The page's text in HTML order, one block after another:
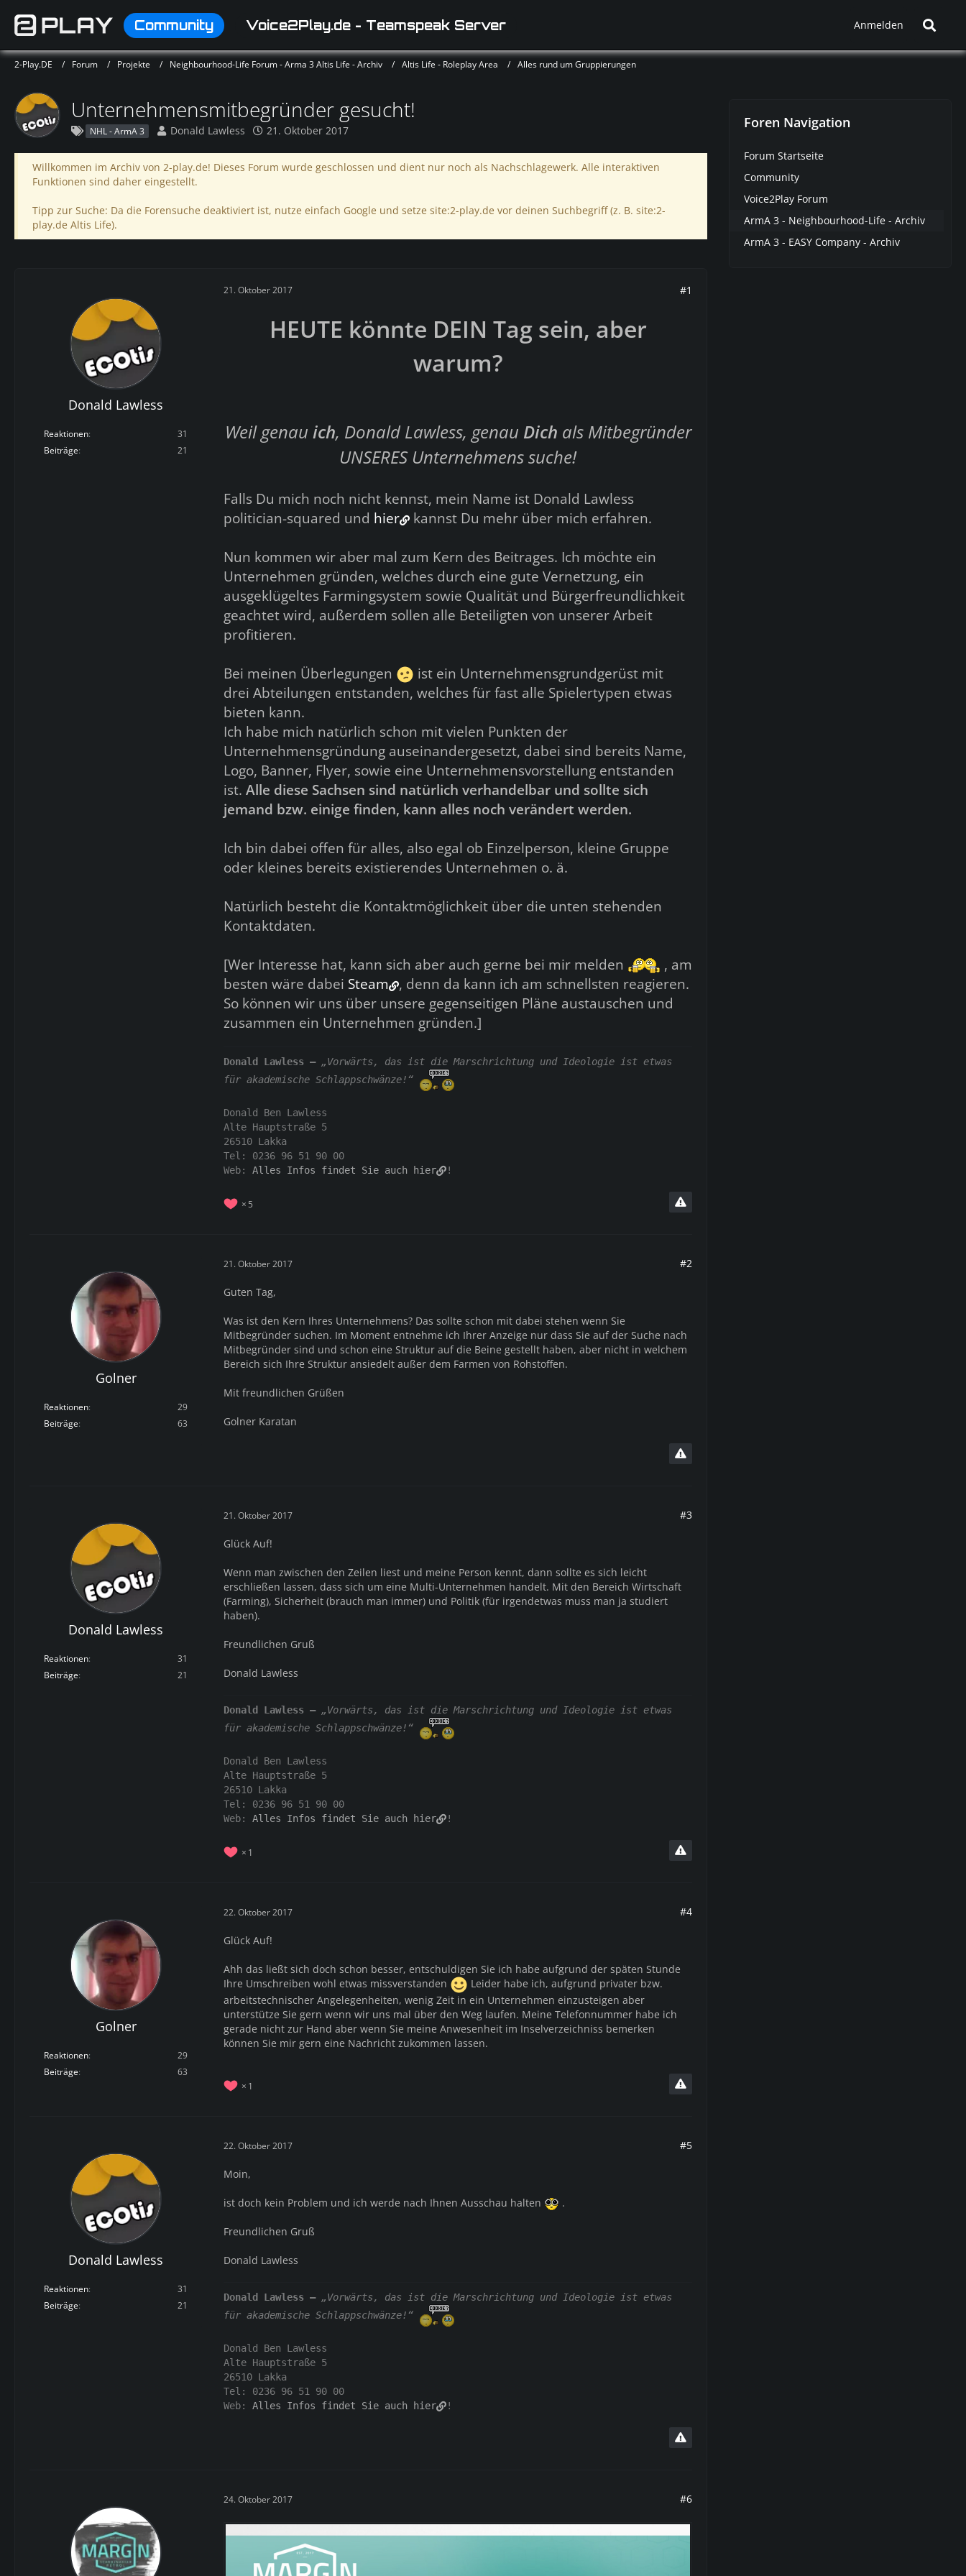
Community Voice2Play.de - Teamspeak Server Anmelden
2-Play.DE Forum Projekte Neighbourhood-Life Forum - Arma 3 Altis Life - Archiv Altis Life - Roleplay Area Alles rund um Gruppierungen
Unternehmensmitbegründer gesucht!
NHL - ArmA 3 Donald Lawless 21. Oktober 2017
Willkommen im Archiv von 2-play.de! Dieses Forum wurde geschlossen und dient nur noch als Nachschlagewerk. Alle interaktiven
Funktionen sind daher eingestellt.
Tipp zur Suche: Da die Forensuche deaktiviert ist, nutze einfach Google und setze site:2-play.de vor deinen Suchbegriff (z. B. site:2-
play.de Altis Life).
Donald Lawless
Reaktionen
31
Beiträge
21
21. Oktober 2017 #1
HEUTE könnte DEIN Tag sein, aber
warum?
Weil genau ich, Donald Lawless, genau Dich als Mitbegründer
UNSERES Unternehmens suche!
Falls Du mich noch nicht kennst, mein Name ist Donald Lawless
politician-squared und hier kannst Du mehr über mich erfahren.
Nun kommen wir aber mal zum Kern des Beitrages. Ich möchte ein
Unternehmen gründen, welches durch eine gute Vernetzung, ein
ausgeklügeltes Farmingsystem sowie Qualität und Bürgerfreundlichkeit
geachtet wird, außerdem sollen alle Beteiligten von unserer Arbeit
profitieren.
Bei meinen Überlegungen
ist ein Unternehmensgrundgerüst mit
drei Abteilungen entstanden, welches für fast alle Spielertypen etwas
bieten kann.
Ich habe mich natürlich schon mit vielen Punkten der
Unternehmensgründung auseinandergesetzt, dabei sind bereits Name,
Logo, Banner, Flyer, sowie eine Unternehmensvorstellung entstanden
ist. Alle diese Sachsen sind natürlich verhandelbar und sollte sich
jemand bzw. einige finden, kann alles noch verändert werden.
Ich bin dabei offen für alles, also egal ob Einzelperson, kleine Gruppe
oder kleines bereits existierendes Unternehmen o. ä.
Natürlich besteht die Kontaktmöglichkeit über die unten stehenden
Kontaktdaten.
[Wer Interesse hat, kann sich aber auch gerne bei mir melden
, am
besten wäre dabei Steam
, denn da kann ich am schnellsten reagieren.
So können wir uns über unsere gegenseitigen Pläne austauschen und
zusammen ein Unternehmen gründen.]
Donald Lawless – „Vorwärts, das ist die Marschrichtung und Ideologie ist etwas
für akademische Schlappschwänze!“
Donald Ben Lawless
Alte Hauptstraße 5
26510 Lakka
Tel: 0236 96 51 90 00
Web: Alles Infos findet Sie auch hier !
5
Golner
Reaktionen
29
Beiträge
63
21. Oktober 2017 #2
Guten Tag,
Was ist den Kern Ihres Unternehmens? Das sollte schon mit dabei stehen wenn Sie
Mitbegründer suchen. Im Moment entnehme ich Ihrer Anzeige nur dass Sie auf der Suche nach
Mitbegründer sind und schon eine Struktur auf die Beine gestellt haben, aber nicht in welchem
Bereich sich Ihre Struktur ansiedelt außer dem Farmen von Rohstoffen.
Mit freundlichen Grüßen
Golner Karatan
Donald Lawless
Reaktionen
31
Beiträge
21
21. Oktober 2017 #3
Glück Auf!
Wenn man zwischen den Zeilen liest und meine Person kennt, dann sollte es sich leicht
erschließen lassen, dass sich um eine Multi-Unternehmen handelt. Mit den Bereich Wirtschaft
(Farming), Sicherheit (brauch man immer) und Politik (für irgendetwas muss man ja studiert
haben).
Freundlichen Gruß
Donald Lawless
Donald Lawless – „Vorwärts, das ist die Marschrichtung und Ideologie ist etwas
für akademische Schlappschwänze!“
Donald Ben Lawless
Alte Hauptstraße 5
26510 Lakka
Tel: 0236 96 51 90 00
Web: Alles Infos findet Sie auch hier !
1
Golner
Reaktionen
29
Beiträge
63
22. Oktober 2017 #4
Glück Auf!
Ahh das ließt sich doch schon besser, entschuldigen Sie ich habe aufgrund der späten Stunde
Ihre Umschreiben wohl etwas missverstanden
Leider habe ich, aufgrund privater bzw.
arbeitstechnischer Angelegenheiten, wenig Zeit in ein Unternehmen einzusteigen aber
unterstütze Sie gern wenn wir uns mal über den Weg laufen. Meine Telefonnummer habe ich
gerade nicht zur Hand aber wenn Sie meine Anwesenheit im Inselverzeichniss bemerken
können Sie mir gern eine Nachricht zukommen lassen.
1
Donald Lawless
Reaktionen
31
Beiträge
21
22. Oktober 2017 #5
Moin,
ist doch kein Problem und ich werde nach Ihnen Ausschau halten .
Freundlichen Gruß
Donald Lawless
Donald Lawless – „Vorwärts, das ist die Marschrichtung und Ideologie ist etwas
für akademische Schlappschwänze!“
Donald Ben Lawless
Alte Hauptstraße 5
26510 Lakka
Tel: 0236 96 51 90 00
Web: Alles Infos findet Sie auch hier !
24. Oktober 2017 #6
Foren Navigation
Forum Startseite
Community
Voice2Play Forum
ArmA 3 - Neighbourhood-Life - Archiv
ArmA 3 - EASY Company - Archiv